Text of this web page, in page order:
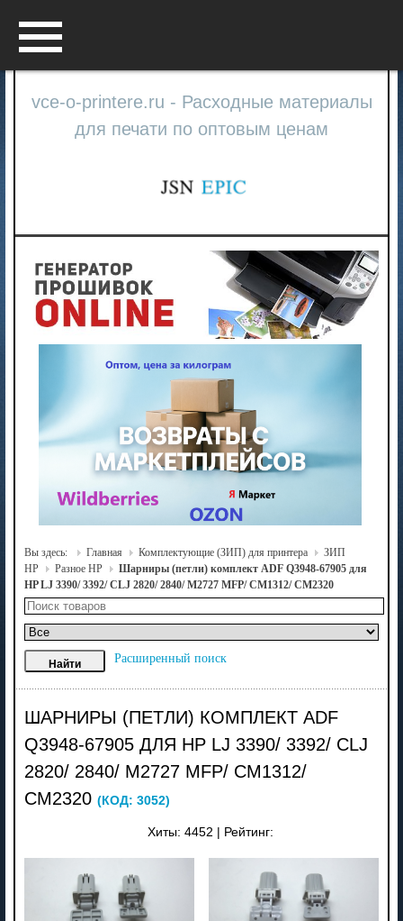
vce-o-printere.ru - Расходные материалы
для печати по оптовым ценам
Вы здесь: Главная Комплектующие (ЗИП) для принтера
ЗИП
HP
Разное HP
Шарниры (петли) комплект ADF Q3948-67905 для
HP LJ 3390/ 3392/ CLJ 2820/ 2840/ M2727 MFP/ CM1312/ CM2320
Расширенный поиск
ШАРНИРЫ (ПЕТЛИ) КОМПЛЕКТ ADF
Q3948-67905 ДЛЯ HP LJ 3390/ 3392/ CLJ
2820/ 2840/ M2727 MFP/ CM1312/
CM2320 (КОД: 3052)
Хиты: 4452 Рейтинг: